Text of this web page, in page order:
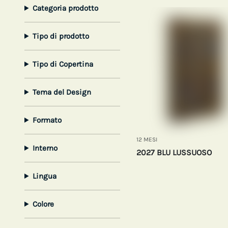
Categoria prodotto
Tipo di prodotto
Tipo di Copertina
Tema del Design
Formato
Interno
Lingua
Colore
12 MESI
2027 BLU LUSSUOSO